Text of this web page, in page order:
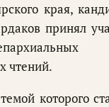
края,
принял
чтений.
которого